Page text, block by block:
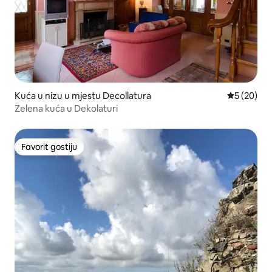
Kuća u nizu u mjestu Decollatura prosječna
5 (20)
Zelena kuća u Dekolaturi
Favorit gostiju
Favorit gostiju